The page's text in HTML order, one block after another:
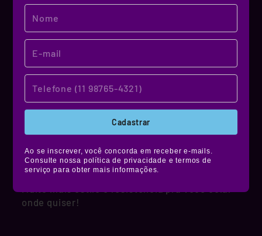
Cadastrar
Ao se inscrever, você concorda em receber e-mails.
Consulte nossa política de privacidade e termos de
serviço para obter mais informações.
MATERIAL DE QUALIDADE!
NOSSO MATERIAL
Produzidos em vinil premium, nossos stickers
têm alta durabilidade, são resistentes à água,
não desbotam e ainda contam com película de
proteção fosca, brilhante ou holográfica.
onde quiser!